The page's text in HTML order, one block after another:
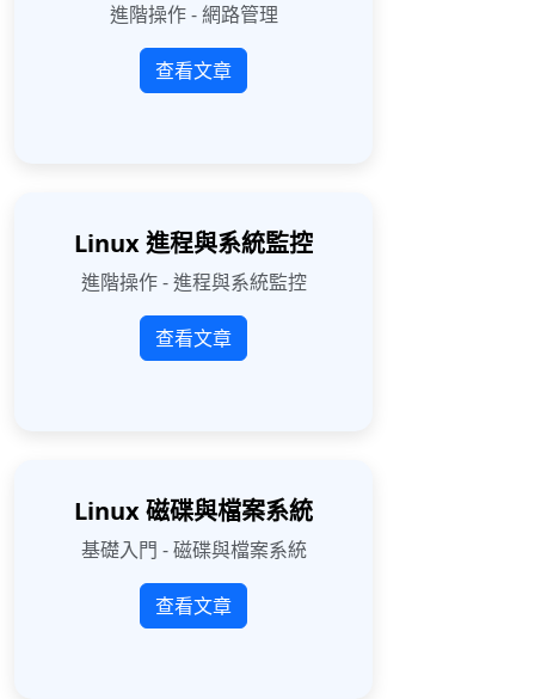
進階操作 - 網路管理
查看文章
Linux 進程與系統監控
進階操作 - 進程與系統監控
查看文章
Linux 磁碟與檔案系統
基礎入門 - 磁碟與檔案系統
查看文章